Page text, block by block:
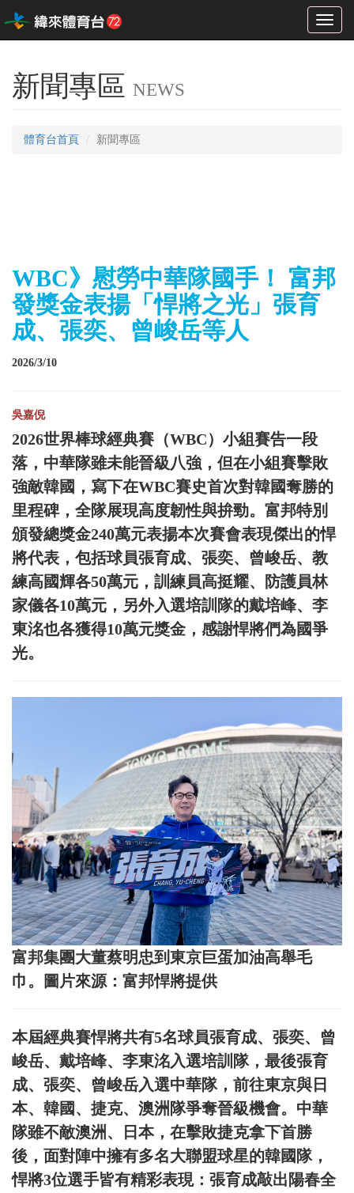
Toggle
新聞專區 NEWS
體育台首頁 新聞專區
WBC》慰勞中華隊國手！ 富邦
發獎金表揚「悍將之光」張育
成、張奕、曾峻岳等人
2026/3/10
吳嘉倪
2026世界棒球經典賽（WBC）小組賽告一段
落，中華隊雖未能晉級八強，但在小組賽擊敗
強敵韓國，寫下在WBC賽史首次對韓國奪勝的
里程碑，全隊展現高度韌性與拚勁。富邦特別
頒發總獎金240萬元表揚本次賽會表現傑出的悍
將代表，包括球員張育成、張奕、曾峻岳、教
練高國輝各50萬元，訓練員高挺耀、防護員林
家儀各10萬元，另外入選培訓隊的戴培峰、李
東洺也各獲得10萬元獎金，感謝悍將們為國爭
光。
富邦集團大董蔡明忠到東京巨蛋加油高舉毛
巾。圖片來源：富邦悍將提供
本屆經典賽悍將共有5名球員張育成、張奕、曾
峻岳、戴培峰、李東洺入選培訓隊，最後張育
成、張奕、曾峻岳入選中華隊，前往東京與日
本、韓國、捷克、澳洲隊爭奪晉級機會。中華
隊雖不敵澳洲、日本，在擊敗捷克拿下首勝
後，面對陣中擁有多名大聯盟球星的韓國隊，
悍將3位選手皆有精彩表現：張育成敲出陽春全